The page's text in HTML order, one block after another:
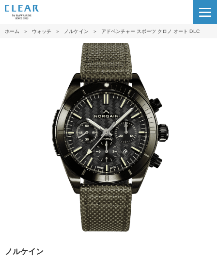
ホーム ＞ ウォッチ ＞ ノルケイン ＞ アドベンチャー スポーツ クロノ オート DLC
ノルケイン